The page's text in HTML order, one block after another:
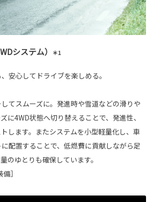
システム） ＊1
安心してドライブを楽しめる。
てスムーズに。発進時や雪道などの滑りや
に4WD状態へ切り替えることで、発進性、
します。またシステムを小型軽量化し、車
配置することで、低燃費に貢献しながら足
のゆとりも確保しています。
］